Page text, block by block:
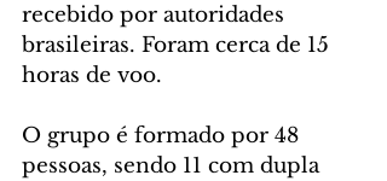
recebido por autoridades
brasileiras. Foram cerca de 15
horas de voo.
O grupo é formado por 48
pessoas, sendo 11 com dupla